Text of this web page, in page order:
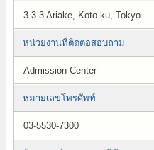
3-3-3 Ariake, Koto-ku, Tokyo
หน่วยงานที่ติดต่อสอบถาม
Admission Center
หมายเลขโทรศัพท์
03-5530-7300